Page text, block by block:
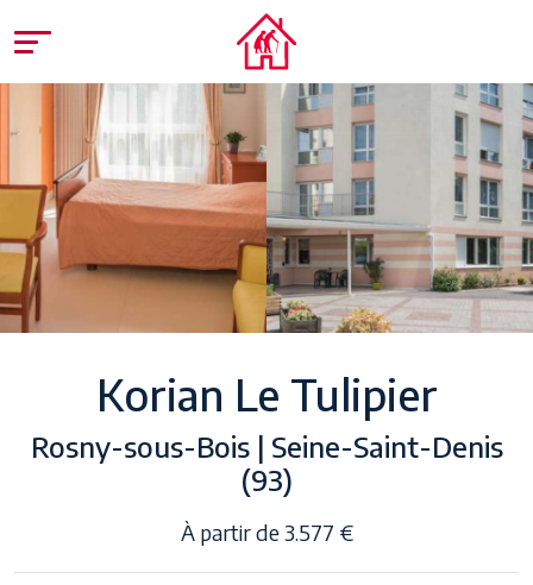
Korian Le Tulipier
Rosny-sous-Bois | Seine-Saint-Denis
(93)
À partir de 3.577 €